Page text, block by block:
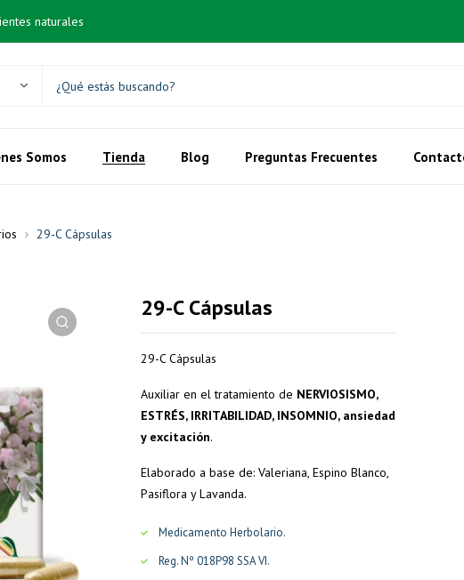
naturales
Somos Tienda Blog Preguntas Frecuentes
29-C Cápsulas
29-C Cápsulas
29-C Cápsulas
Auxiliar en el tratamiento de NERVIOSISMO,
ESTRÉS, IRRITABILIDAD, INSOMNIO, ansiedad
y excitación.
Elaborado a base de: Valeriana, Espino Blanco,
Pasiflora y Lavanda.
Medicamento Herbolario.
Reg. Nº 018P98 SSA VI.